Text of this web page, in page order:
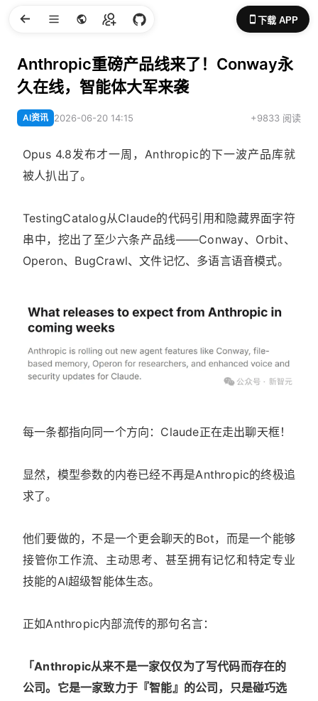
下载 APP
Anthropic重磅产品线来了！Conway永
久在线，智能体大军来袭
AI资讯 2026-06-20 14:15 +9833 阅读
Opus 4.8发布才一周，Anthropic的下一波产品库就
被人扒出了。
TestingCatalog从Claude的代码引用和隐藏界面字符
串中，挖出了至少六条产品线——Conway、Orbit、
Operon、BugCrawl、文件记忆、多语言语音模式。
每一条都指向同一个方向：Claude正在走出聊天框！
显然，模型参数的内卷已经不再是Anthropic的终极追
求了。
他们要做的，不是一个更会聊天的Bot，而是一个能够
接管你工作流、主动思考、甚至拥有记忆和特定专业
技能的AI超级智能体生态。
正如Anthropic内部流传的那句名言：
「Anthropic从来不是一家仅仅为了写代码而存在的
公司。它是一家致力于『智能』的公司，只是碰巧选